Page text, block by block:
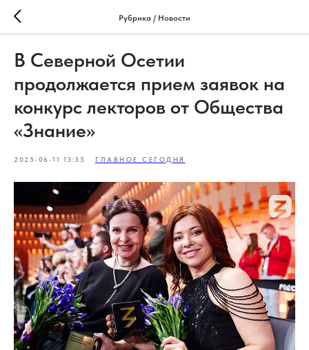
Рубрика / Новости
В Северной Осетии
продолжается прием заявок на
конкурс лекторов от Общества
«Знание»
2025-06-11 13:35 ГЛАВНОЕ СЕГОДНЯ